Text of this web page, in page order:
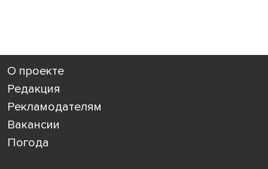
О проекте
Редакция
Рекламодателям
Вакансии
Погода